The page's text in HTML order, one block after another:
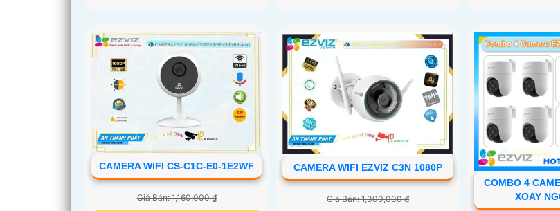
CAMERA WIFI CS-C1C-E0-1E2WF
Giá Bán: 1,160,000 ₫
CAMERA WIFI EZVIZ C3N 1080P
Giá Bán: 1,300,000 ₫
COMBO 4
XOAY